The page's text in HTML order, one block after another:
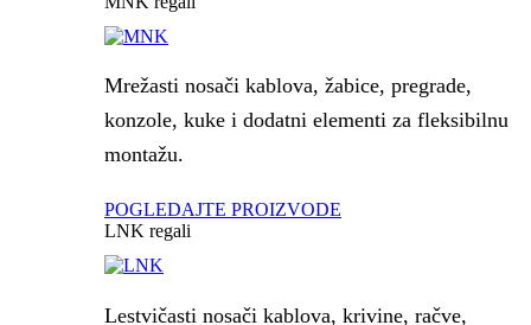
Mrežasti nosači kablova, žabice, pregrade,
konzole, kuke i dodatni elementi za fleksibilnu
montažu.
POGLEDAJTE PROIZVODE
LNK regali
Lestvičasti nosači kablova, krivine, račve,